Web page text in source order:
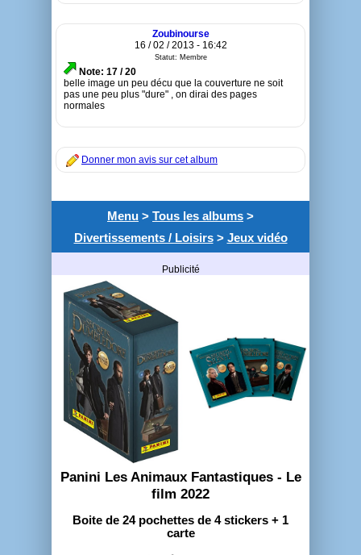
Zoubinourse
16 / 02 / 2013 - 16:42
Statut: Membre
Note: 17 / 20
belle image un peu décu que la couverture ne soit
pas une peu plus "dure" , on dirai des pages
normales
Donner mon avis sur cet album
Menu > Tous les albums >
Divertissements / Loisirs> Jeux vidéo
Publicité
Panini Les Animaux Fantastiques - Le
film 2022
Boite de 24 pochettes de 4 stickers + 1
carte